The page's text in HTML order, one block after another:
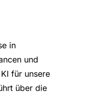
in
und
für unsere
über die